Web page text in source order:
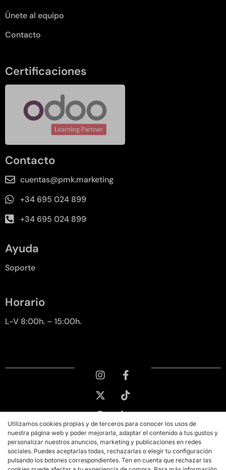
Únete al equipo
Contacto
Certificaciones
Contacto
cuentas@pmk.marketing
+34 695 024 899
+34 695 024 899
Ayuda
Soporte
Horario
L-V 8:00h. – 15:00h.
Utilizamos cookies propias y de terceros para conocer los usos de
nuestra página web y poder mejorarla, adaptar el contenido a tus gustos y
personalizar nuestros anuncios, marketing y publicaciones en redes
sociales. Puedes aceptarlas todas, rechazarlas o elegir tu configuración
pulsando los botones correspondientes. Ten en cuenta que rechazar las